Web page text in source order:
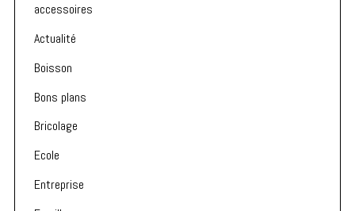
accessoires
Actualité
Boisson
Bons plans
Bricolage
Ecole
Entreprise